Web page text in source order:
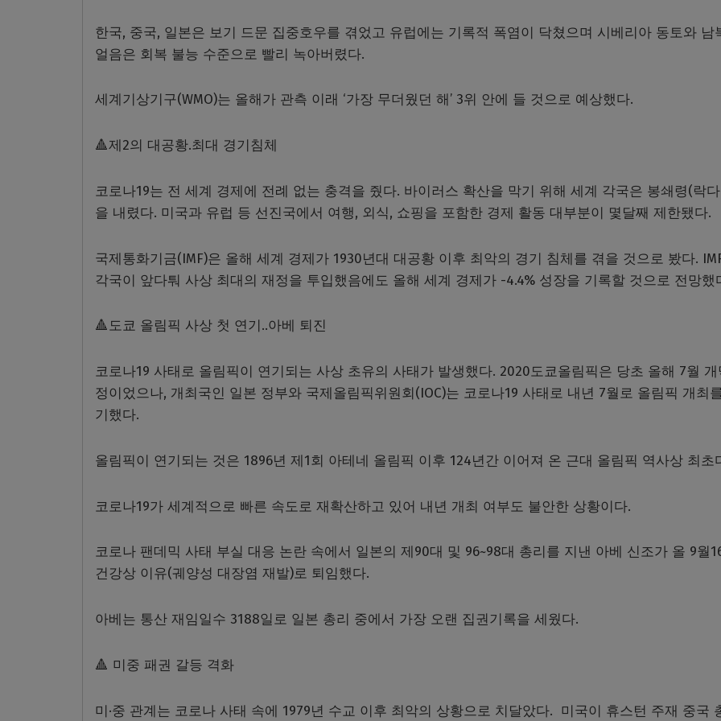
한국, 중국, 일본은 보기 드문 집중호우를 겪었고 유럽에는 기록적 폭염이 닥쳤으며 시베리아 동토와 남
얼음은 회복 불능 수준으로 빨리 녹아버렸다.
세계기상기구(WMO)는 올해가 관측 이래 ‘가장 무더웠던 해’ 3위 안에 들 것으로 예상했다.
🔺제2의 대공황.최대 경기침체
코로나19는 전 세계 경제에 전례 없는 충격을 줬다. 바이러스 확산을 막기 위해 세계 각국은 봉쇄령(락
을 내렸다. 미국과 유럽 등 선진국에서 여행, 외식, 쇼핑을 포함한 경제 활동 대부분이 몇달째 제한됐다.
국제통화기금(IMF)은 올해 세계 경제가 1930년대 대공황 이후 최악의 경기 침체를 겪을 것으로 봤다.
각국이 앞다퉈 사상 최대의 재정을 투입했음에도 올해 세계 경제가 -4.4% 성장을 기록할 것으로 전망했
🔺도쿄 올림픽 사상 첫 연기..아베 퇴진
코로나19 사태로 올림픽이 연기되는 사상 초유의 사태가 발생했다. 2020도쿄올림픽은 당초 올해 7월 개
정이었으나, 개최국인 일본 정부와 국제올림픽위원회(IOC)는 코로나19 사태로 내년 7월로 올림픽 개최
기했다.
올림픽이 연기되는 것은 1896년 제1회 아테네 올림픽 이후 124년간 이어져 온 근대 올림픽 역사상 최초
코로나19가 세계적으로 빠른 속도로 재확산하고 있어 내년 개최 여부도 불안한 상황이다.
코로나 팬데믹 사태 부실 대응 논란 속에서 일본의 제90대 및 96~98대 총리를 지낸 아베 신조가 올 9월
건강상 이유(궤양성 대장염 재발)로 퇴임했다.
아베는 통산 재임일수 3188일로 일본 총리 중에서 가장 오랜 집권기록을 세웠다.
🔺 미중 패권 갈등 격화
미·중 관계는 코로나 사태 속에 1979년 수교 이후 최악의 상황으로 치달았다. 미국이 휴스턴 주재 중국